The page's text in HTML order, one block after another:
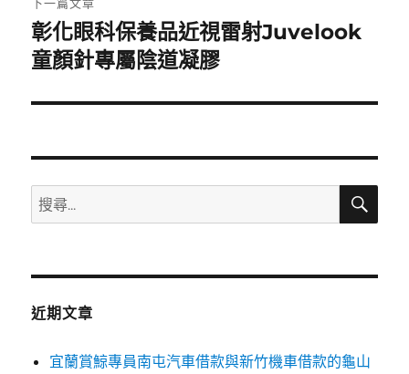
下
一
文
彰化眼科保養品近視雷射Juvelook
童顏針專屬陰道凝膠
搜
尋
鍵
搜
近期文章
宜蘭賞鯨專員南屯汽車借款與新竹機車借款的龜山